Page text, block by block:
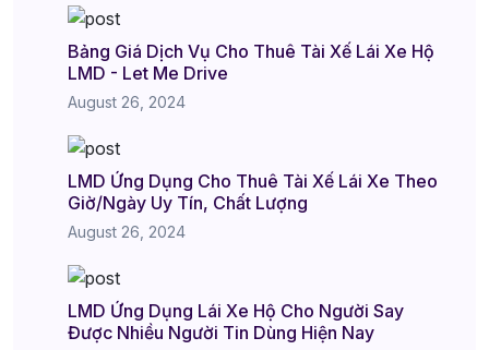
Bảng Giá Dịch Vụ Cho Thuê Tài Xế Lái Xe Hộ
LMD - Let Me Drive
August 26, 2024
LMD Ứng Dụng Cho Thuê Tài Xế Lái Xe Theo
Giờ/Ngày Uy Tín, Chất Lượng
August 26, 2024
LMD Ứng Dụng Lái Xe Hộ Cho Người Say
Được Nhiều Người Tin Dùng Hiện Nay